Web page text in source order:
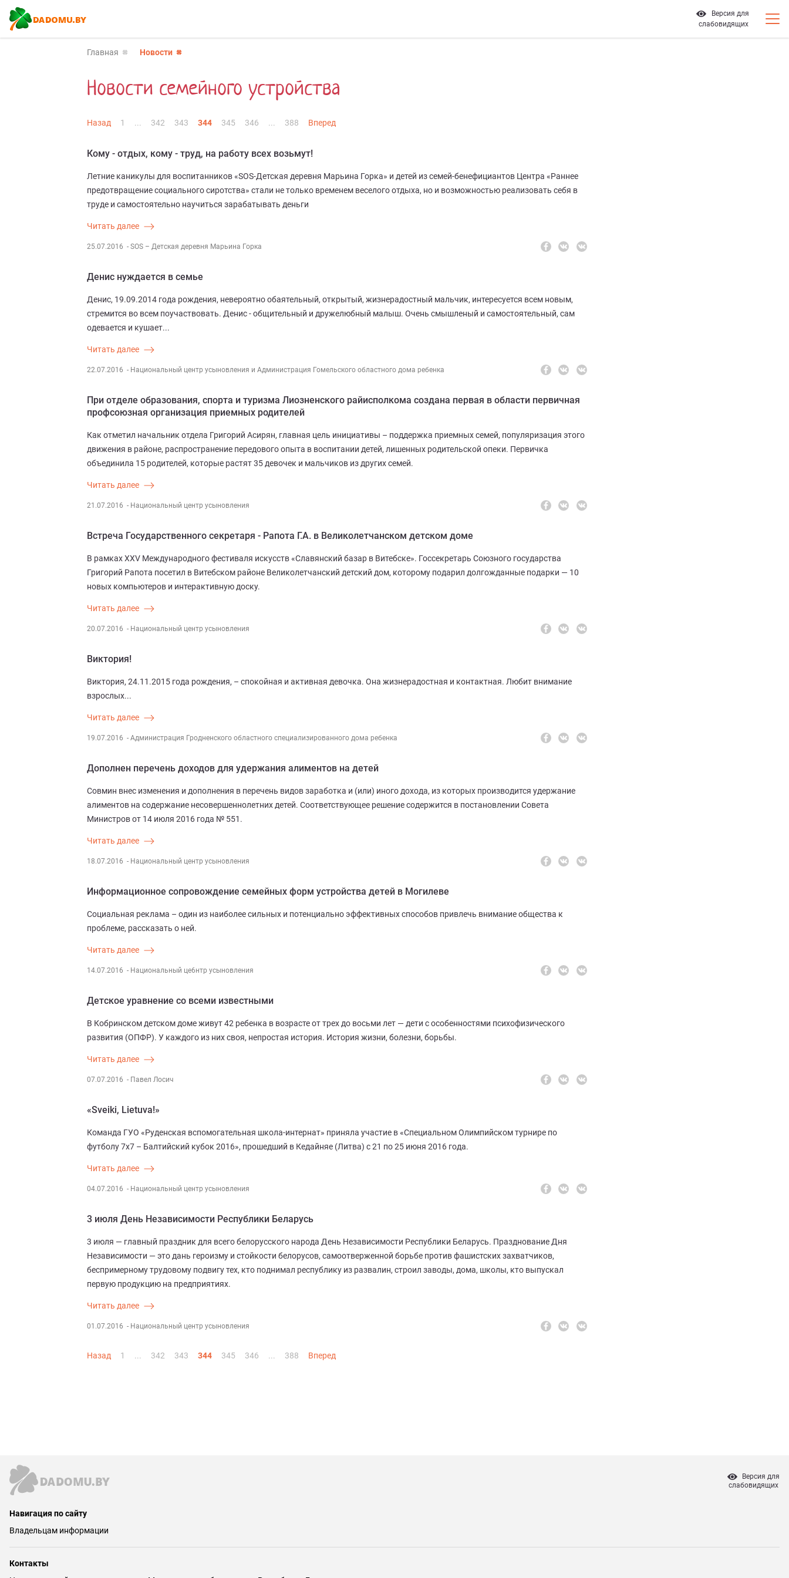
Версия для
слабовидящих
Главная Новости
Новости семейного устройства
Назад 1 ... 342 343 344 345 346 ... 388 Вперед
25.07.2016 - SOS – Детская деревня Марьина Горка
Кому - отдых, кому - труд, на работу всех возьмут!
Летние каникулы для воспитанников «SOS-Детская деревня Марьина Горка» и детей из семей-бенефициантов Центра «Раннее
предотвращение социального сиротства» стали не только временем веселого отдыха, но и возможностью реализовать себя в
труде и самостоятельно научиться зарабатывать деньги
Читать далее
22.07.2016 - Национальный центр усыновления и Администрация Гомельского областного дома ребенка
Денис нуждается в семье
Денис, 19.09.2014 года рождения, невероятно обаятельный, открытый, жизнерадостный мальчик, интересуется всем новым,
стремится во всем поучаствовать. Денис - общительный и дружелюбный малыш. Очень смышленый и самостоятельный, сам
одевается и кушает...
Читать далее
21.07.2016 - Национальный центр усыновления
При отделе образования, спорта и туризма Лиозненского райисполкома создана первая в области первичная
профсоюзная организация приемных родителей
Как отметил начальник отдела Григорий Асирян, главная цель инициативы – поддержка приемных семей, популяризация этого
движения в районе, распространение передового опыта в воспитании детей, лишенных родительской опеки. Первичка
объединила 15 родителей, которые растят 35 девочек и мальчиков из других семей.
Читать далее
20.07.2016 - Национальный центр усыновления
Встреча Государственного секретаря - Рапота Г.А. в Великолетчанском детском доме
В рамках XXV Международного фестиваля искусств «Славянский базар в Витебске». Госсекретарь Союзного государства
Григорий Рапота посетил в Витебском районе Великолетчанский детский дом, которому подарил долгожданные подарки — 10
новых компьютеров и интерактивную доску.
Читать далее
19.07.2016 - Администрация Гродненского областного специализированного дома ребенка
Виктория!
Виктория, 24.11.2015 года рождения, – спокойная и активная девочка. Она жизнерадостная и контактная. Любит внимание
взрослых...
Читать далее
18.07.2016 - Национальный центр усыновления
Дополнен перечень доходов для удержания алиментов на детей
Совмин внес изменения и дополнения в перечень видов заработка и (или) иного дохода, из которых производится удержание
алиментов на содержание несовершеннолетних детей. Соответствующее решение содержится в постановлении Совета
Министров от 14 июля 2016 года № 551.
Читать далее
14.07.2016 - Национальный це6нтр усыновления
Информационное сопровождение семейных форм устройства детей в Могилеве
Социальная реклама – один из наиболее сильных и потенциально эффективных способов привлечь внимание общества к
проблеме, рассказать о ней.
Читать далее
07.07.2016 - Павел Лосич
Детское уравнение со всеми известными
В Кобринском детском доме живут 42 ребенка в возрасте от трех до восьми лет — дети с особенностями психофизического
развития (ОПФР). У каждого из них своя, непростая история. История жизни, болезни, борьбы.
Читать далее
04.07.2016 - Национальный центр усыновления
«Sveiki, Lietuva!»
Команда ГУО «Руденская вспомогательная школа-интернат» приняла участие в «Специальном Олимпийском турнире по
футболу 7x7 – Балтийский кубок 2016», прошедший в Кедайняе (Литва) с 21 по 25 июня 2016 года.
Читать далее
01.07.2016 - Национальный центр усыновления
3 июля День Независимости Республики Беларусь
3 июля — главный праздник для всего белорусского народа День Независимости Республики Беларусь. Празднование Дня
Независимости — это дань героизму и стойкости белорусов, самоотверженной борьбе против фашистских захватчиков,
беспримерному трудовому подвигу тех, кто поднимал республику из развалин, строил заводы, дома, школы, кто выпускал
первую продукцию на предприятиях.
Читать далее
Назад 1 ... 342 343 344 345 346 ... 388 Вперед
Версия для
слабовидящих
Навигация по сайту
Владельцам информации
Контакты